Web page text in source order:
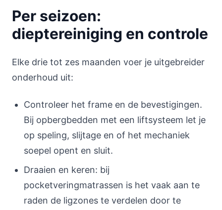
Per seizoen:
dieptereiniging en controle
Elke drie tot zes maanden voer je uitgebreider
onderhoud uit:
Controleer het frame en de bevestigingen.
Bij opbergbedden met een liftsysteem let je
op speling, slijtage en of het mechaniek
soepel opent en sluit.
Draaien en keren: bij
pocketveringmatrassen is het vaak aan te
raden de ligzones te verdelen door te